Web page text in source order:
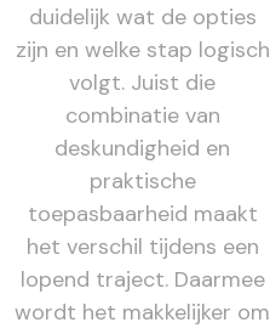
duidelijk wat de opties
zijn en welke stap logisch
volgt. Juist die
combinatie van
deskundigheid en
praktische
toepasbaarheid maakt
het verschil tijdens een
lopend traject. Daarmee
wordt het makkelijker om